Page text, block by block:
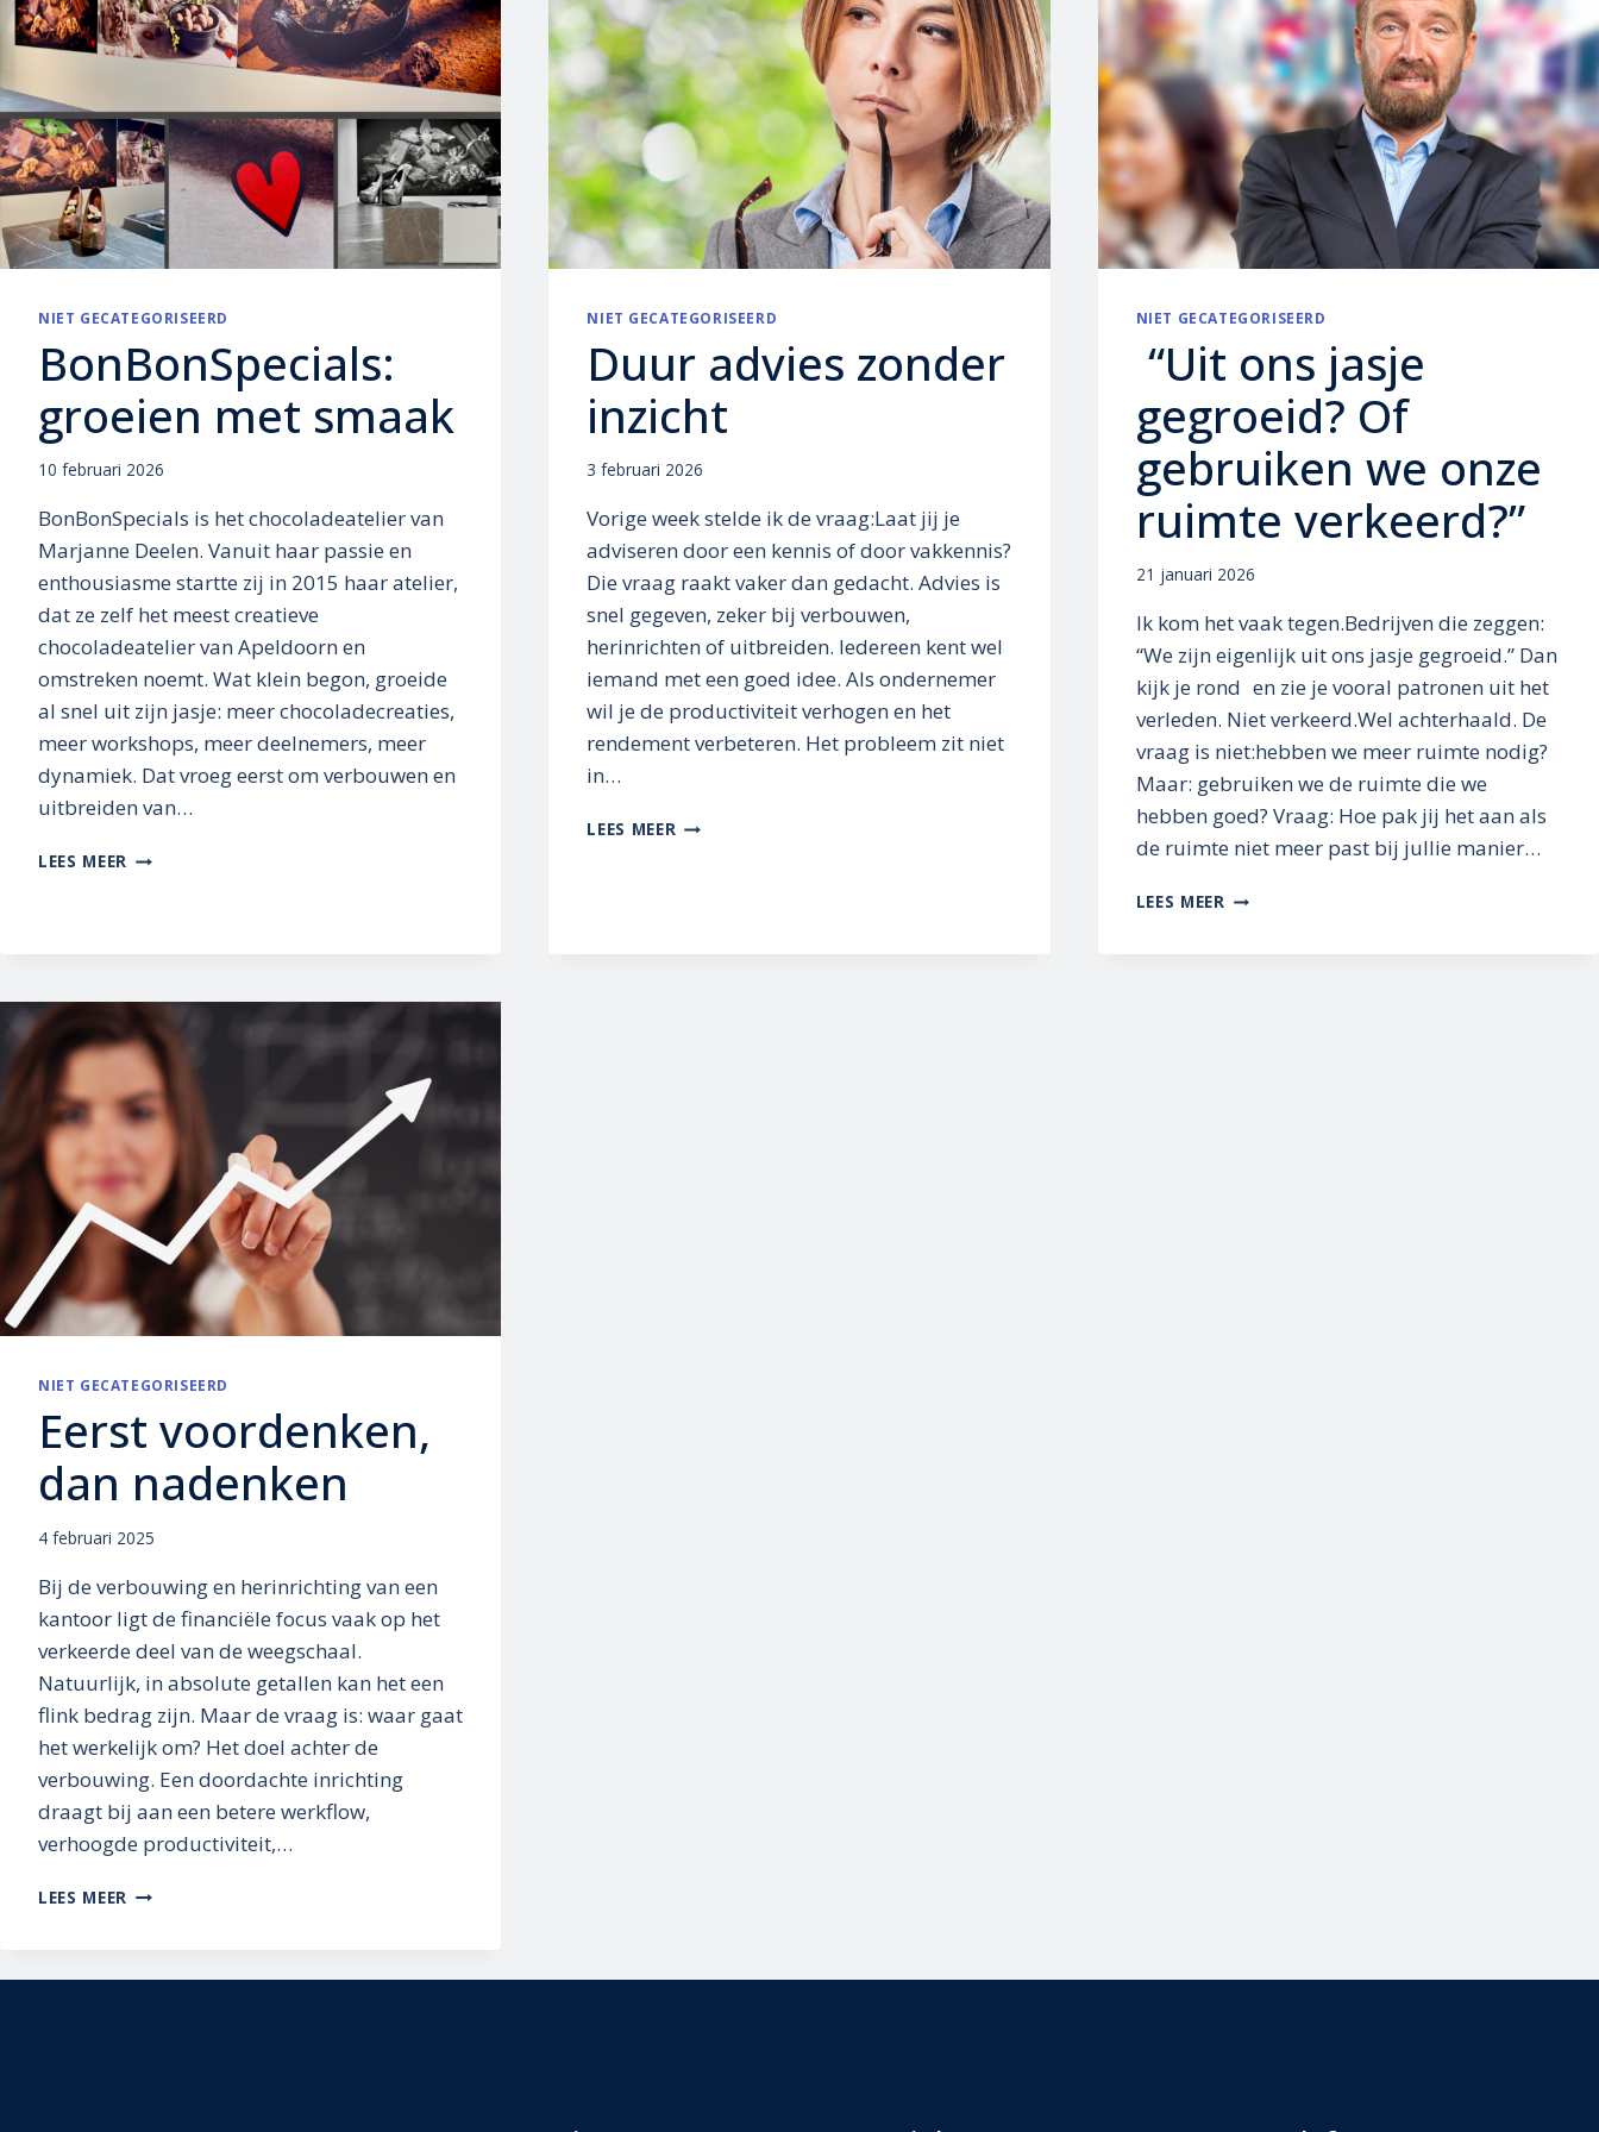
NIET GECATEGORISEERD
BonBonSpecials:
groeien met smaak
10 februari 2026
BonBonSpecials is het chocoladeatelier van
Marjanne Deelen. Vanuit haar passie en
enthousiasme startte zij in 2015 haar atelier,
dat ze zelf het meest creatieve
chocoladeatelier van Apeldoorn en
omstreken noemt. Wat klein begon, groeide
al snel uit zijn jasje: meer chocoladecreaties,
meer workshops, meer deelnemers, meer
dynamiek. Dat vroeg eerst om verbouwen en
uitbreiden van…
LEES MEER BONBONSPECIALS:
NIET GECATEGORISEERD
Duur advies zonder
inzicht
3 februari 2026
Vorige week stelde ik de vraag:Laat jij je
adviseren door een kennis of door vakkennis?
Die vraag raakt vaker dan gedacht. Advies is
snel gegeven, zeker bij verbouwen,
herinrichten of uitbreiden. Iedereen kent wel
iemand met een goed idee. Als ondernemer
wil je de productiviteit verhogen en het
rendement verbeteren. Het probleem zit niet
in…
LEES MEER DUUR
NIET GECATEGORISEERD
“Uit ons jasje
gegroeid? Of
gebruiken we onze
ruimte verkeerd?”
21 januari 2026
Ik kom het vaak tegen.Bedrijven die zeggen:
“We zijn eigenlijk uit ons jasje gegroeid.” Dan
kijk je rond en zie je vooral patronen uit het
verleden. Niet verkeerd.Wel achterhaald. De
vraag is niet:hebben we meer ruimte nodig?
Maar: gebruiken we de ruimte die we
hebben goed? Vraag: Hoe pak jij het aan als
de ruimte niet meer past bij jullie manier…
LEES MEER “UIT
NIET GECATEGORISEERD
Eerst voordenken,
dan nadenken
4 februari 2025
Bij de verbouwing en herinrichting van een
kantoor ligt de financiële focus vaak op het
verkeerde deel van de weegschaal.
Natuurlijk, in absolute getallen kan het een
flink bedrag zijn. Maar de vraag is: waar gaat
het werkelijk om? Het doel achter de
verbouwing. Een doordachte inrichting
draagt bij aan een betere werkflow,
verhoogde productiviteit,…
LEES MEER EERST